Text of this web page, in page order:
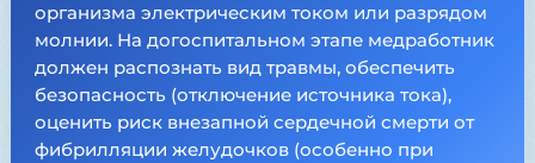
организма электрическим током или разрядом
молнии. На догоспитальном этапе медработник
должен распознать вид травмы, обеспечить
безопасность (отключение источника тока),
оценить риск внезапной сердечной смерти от
фибрилляции желудочков (особенно при